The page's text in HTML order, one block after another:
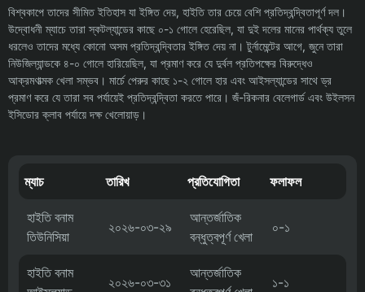
বিশ্বকাপে তাদের সীমিত ইতিহাস যা ইঙ্গিত দেয়, হাইতি তার চেয়ে বেশি প্রতিদ্বন্দ্বিতাপূর্ণ দল।
উদ্বোধনী ম্যাচে তারা স্কটল্যান্ডের কাছে ০-১ গোলে হেরেছিল, যা দুই দলের মানের পার্থক্য তুলে
ধরলেও তাদের মধ্যে কোনো অসম প্রতিদ্বন্দ্বিতার ইঙ্গিত দেয় না। টুর্নামেন্টের আগে, জুনে তারা
নিউজিল্যান্ডকে ৪-০ গোলে হারিয়েছিল, যা প্রমাণ করে যে দুর্বল প্রতিপক্ষের বিরুদ্ধেও
আক্রমণাত্মক খেলা সম্ভব। মার্চে পেরুর কাছে ১-২ গোলে হার এবং আইসল্যান্ডের সাথে ড্র
প্রমাণ করে যে তারা সব পর্যায়েই প্রতিদ্বন্দ্বিতা করতে পারে। জঁ-রিকনার বেলেগার্ড এবং উইলসন
ইসিডোর ক্লাব পর্যায়ে দক্ষ খেলোয়াড়।
ম্যাচ তারিখ প্রতিযোগিতা ফলাফল
হাইতি বনাম
তিউনিসিয়া
২০২৬-০৩-২৯
আন্তর্জাতিক
বন্ধুত্বপূর্ণ খেলা
০-১
হাইতি বনাম
২০২৬-০৩-৩১
আন্তর্জাতিক
১-১